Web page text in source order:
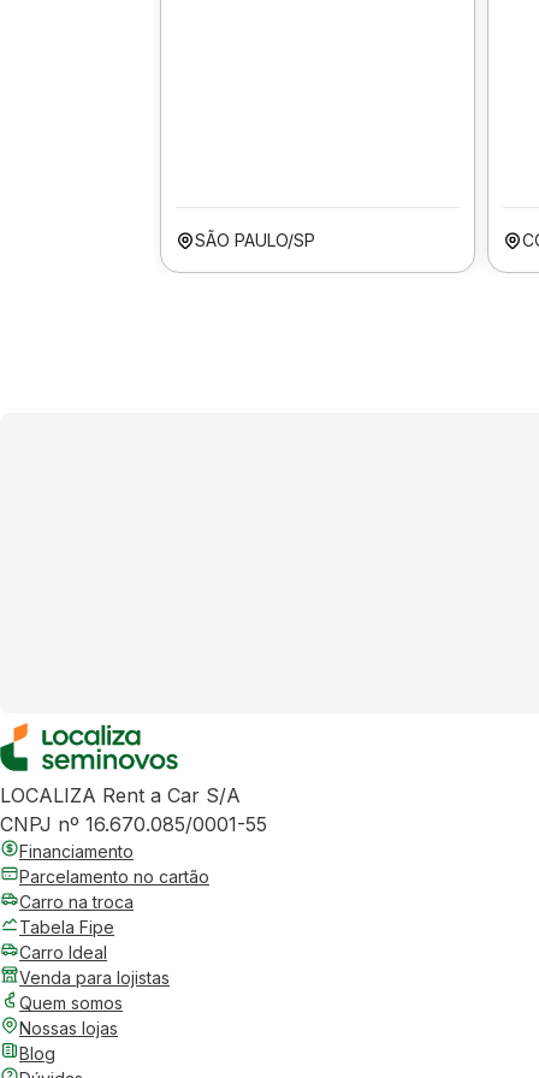
SÃO PAULO/SP
LOCALIZA Rent a Car S/A
CNPJ nº 16.670.085/0001-55
Financiamento
Parcelamento no cartão
Carro na troca
Tabela Fipe
Carro Ideal
Venda para lojistas
Quem somos
Nossas lojas
Blog